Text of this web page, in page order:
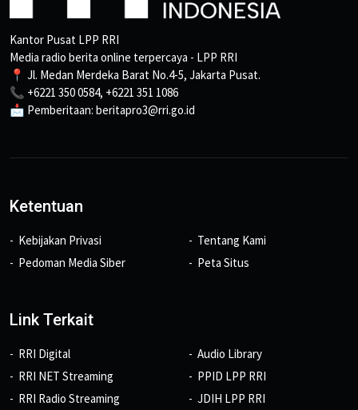
Kantor Pusat LPP RRI
Media radio berita online terpercaya - LPP RRI
📍 Jl. Medan Merdeka Barat No.4-5, Jakarta Pusat.
📞 +6221 350 0584, +6221 351 1086
📩 Pemberitaan: beritapro3@rri.go.id
Ketentuan
Kebijakan Privasi
Pedoman Media Siber
Tentang Kami
Peta Situs
Link Terkait
RRI Digital
RRI NET Streaming
RRI Radio Streaming
Audio Library
PPID LPP RRI
JDIH LPP RRI